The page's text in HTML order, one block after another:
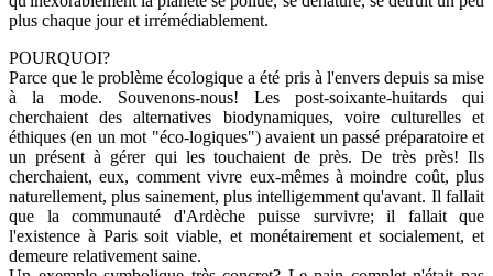
plus chaque jour et irrémédiablement.
POURQUOI?
Parce que le problème écologique a été pris à l'envers depuis sa mise
à la mode. Souvenons-nous! Les post-soixante-huitards qui
cherchaient des alternatives biodynamiques, voire culturelles et
éthiques (en un mot "éco-logiques") avaient un passé préparatoire et
un présent à gérer qui les touchaient de près. De très près! Ils
cherchaient, eux, comment vivre eux-mêmes à moindre coût, plus
naturellement, plus sainement, plus intelligemment qu'avant. Il fallait
que la communauté d'Ardèche puisse survivre; il fallait que
l'existence à Paris soit viable, et monétairement et socialement, et
demeure relativement saine.